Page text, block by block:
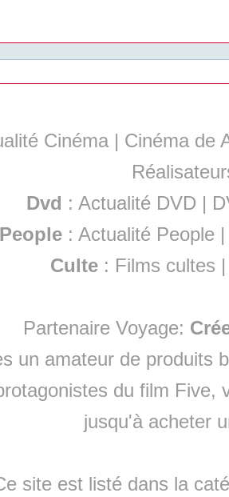
Cinéma | Cinéma de
Dvd : Actualité DVD |
People :Actualité People
Culte : Films cultes
Partenaire Voyage:
un amateur de produits
du film Five,
jusqu'à acheter
site est listé dans la